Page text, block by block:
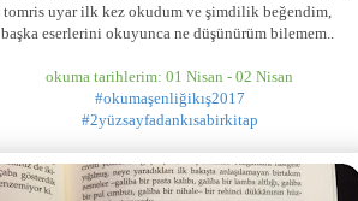
tomris uyar ilk kez okudum ve şimdilik beğendim,
başka eserlerini okuyunca ne düşünürüm bilemem..
okuma tarihlerim: 01 Nisan - 02 Nisan
#okumaşenliğikış2017
#2yüzsayfadankısabirkitap